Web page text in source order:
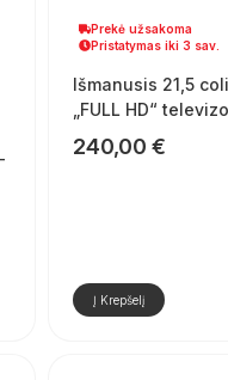
Prekė užsakoma
Pristatymas iki 3 sav.
Išmanusis 21,5
„FULL HD“
240,00€
Į Krepšelį